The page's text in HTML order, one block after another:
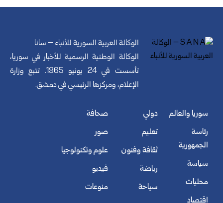
الوكالة العربية السورية للأنباء – سانا
الوكالة الوطنية الرسمية للأخبار في سوريا،
تأسست في 24 يونيو 1965. تتبع وزارة
الإعلام، ومركزها الرئيسي في دمشق.
سوريا والعالم
رئاسة
الجمهورية
سياسة
محليات
دولي
تعليم
ثقافة وفنون
رياضة
سياحة
صحافة
صور
علوم وتكنولوجيا
فيديو
منوعات